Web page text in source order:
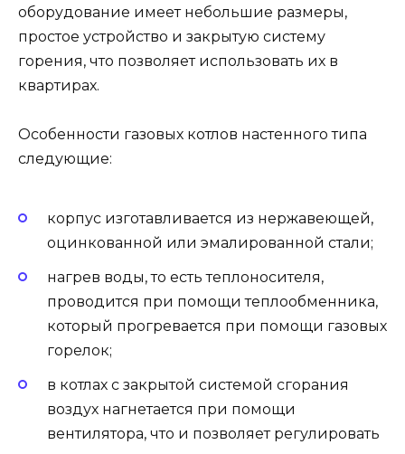
оборудование имеет небольшие размеры,
простое устройство и закрытую систему
горения, что позволяет использовать их в
квартирах.
Особенности газовых котлов настенного типа
следующие:
корпус изготавливается из нержавеющей,
оцинкованной или эмалированной стали;
нагрев воды, то есть теплоносителя,
проводится при помощи теплообменника,
который прогревается при помощи газовых
горелок;
в котлах с закрытой системой сгорания
воздух нагнетается при помощи
вентилятора, что и позволяет регулировать